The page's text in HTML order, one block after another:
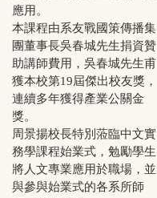
應用。
本課程由系友戰國策傳播集
團董事長吳春城先生捐資贊
助講師費用，吳春城先生甫
獲本校第19屆傑出校友獎，
連續多年獲得產業公關金
獎。
周景揚校長特別蒞臨中文實
務學課程始業式，勉勵學生
將人文專業應用於職場，並
與參與始業式的各系所師